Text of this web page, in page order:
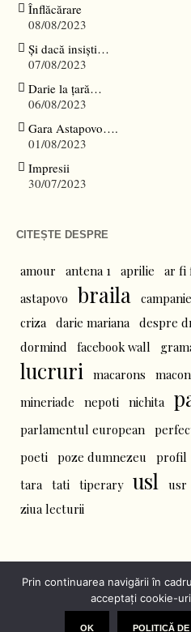
Înflăcărare
08/08/2023
Și dacă insiști…
07/08/2023
Darie la țară…
06/08/2023
Gara Astapovo….
01/08/2023
Impresii
30/07/2023
CITEȘTE DESPRE
amour antena 1 aprilie ar fi
astapovo
braila
criza darie mariana despre
dormind
facebook wall
lucruri macarons
mineriade
nepoti nichita
parlamentul european
poeti poze dumnezeu profil
tara tati tiperary usl usr
ziua lecturii
Politică de confidențialitate
/ Nicio parte a acestui site nu poate
Prin continuarea navigării în
acceptaţi cookie-
OK POLITICĂ